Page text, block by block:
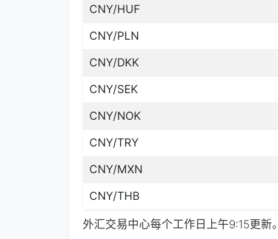
CNY/HUF
CNY/PLN
CNY/DKK
CNY/SEK
CNY/NOK
CNY/TRY
CNY/MXN
CNY/THB
外汇交易中心每个工作日上午9:15更新。